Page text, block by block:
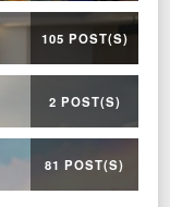
105 POST(S)
2 POST(S)
81 POST(S)